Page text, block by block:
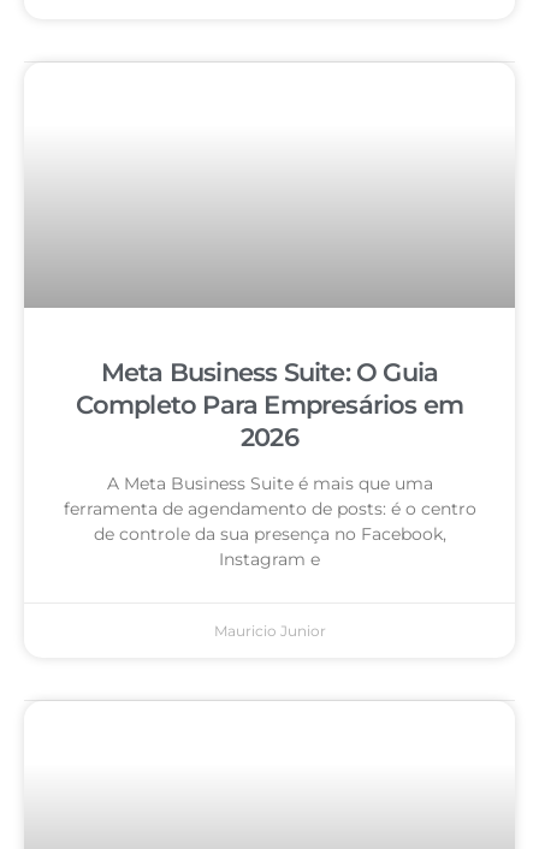
Meta Business Suite: O Guia
Completo Para Empresários em
2026
A Meta Business Suite é mais que uma
ferramenta de agendamento de posts: é o centro
de controle da sua presença no Facebook,
Instagram e
Mauricio Junior